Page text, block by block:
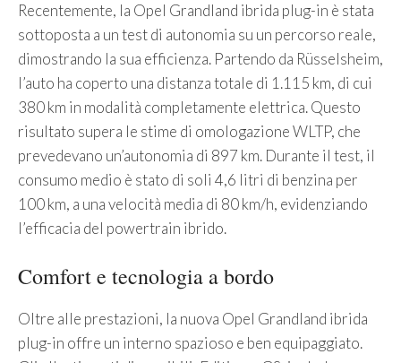
Recentemente, la Opel Grandland ibrida plug-in è stata
sottoposta a un test di autonomia su un percorso reale,
dimostrando la sua efficienza. Partendo da Rüsselsheim,
l’auto ha coperto una distanza totale di 1.115 km, di cui
380 km in modalità completamente elettrica. Questo
risultato supera le stime di omologazione WLTP, che
prevedevano un’autonomia di 897 km. Durante il test, il
consumo medio è stato di soli 4,6 litri di benzina per
100 km, a una velocità media di 80 km/h, evidenziando
l’efficacia del powertrain ibrido.
Comfort e tecnologia a bordo
Oltre alle prestazioni, la nuova Opel Grandland ibrida
plug-in offre un interno spazioso e ben equipaggiato.